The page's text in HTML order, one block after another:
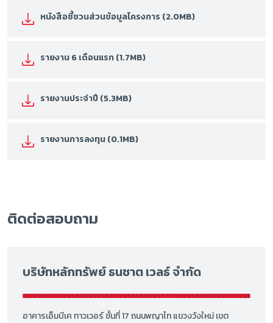
หนังสือชี้ชวนส่วนข้อมูลโครงการ (2.0MB)
รายงาน 6 เดือนแรก (1.7MB)
รายงานประจำปี (5.3MB)
รายงานการลงทุน (0.1MB)
ติดต่อสอบถาม
บริษัทหลักทรัพย์ ธนชาต เวลธ์ จำกัด
อาคารเอ็มบีเค ทาวเวอร์ ชั้นที่ 17 ถนนพญาไท แขวงวังใหม่ เขต